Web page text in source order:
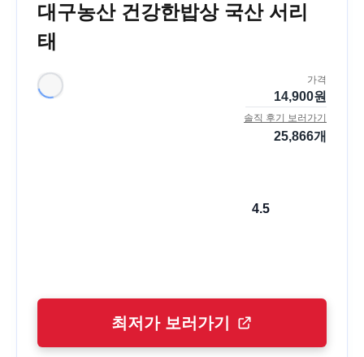
대구농산 건강한밥상 국산 서리
태
가격
14,900원
솔직 후기 보러가기
25,866개
4.5
최저가 보러가기